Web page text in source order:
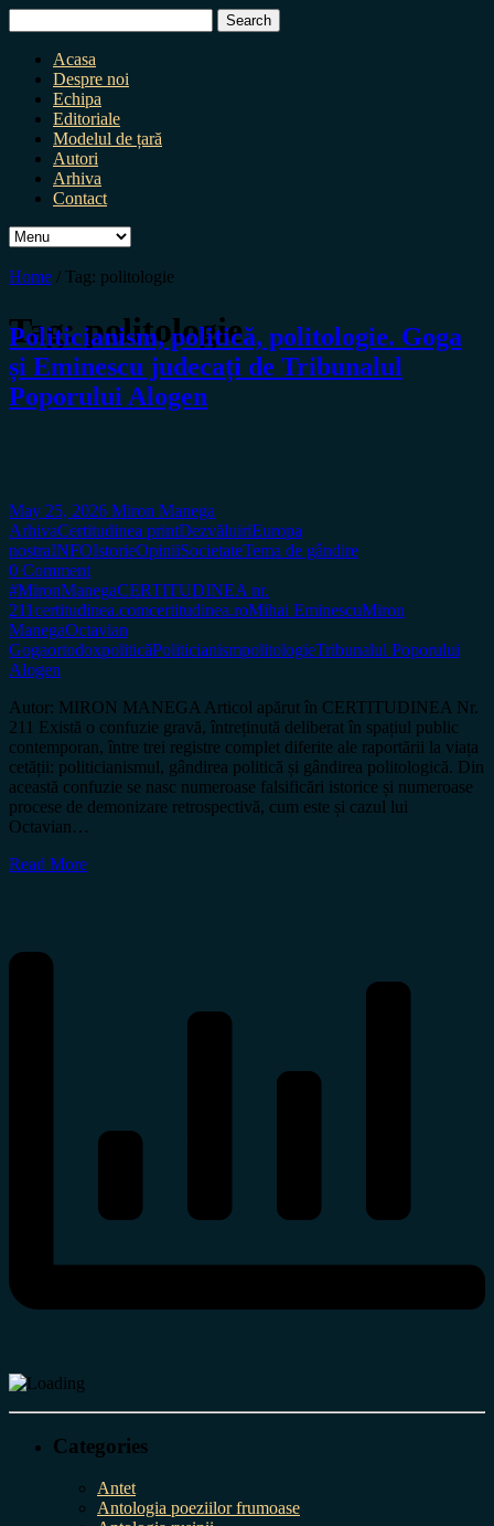
for:
Acasa
Despre noi
Echipa
Editoriale
Modelul de țară
Autori
Arhiva
Contact
Home / Tag: politologie
Tag:politologie
Politicianism, politică, politologie. Goga
și Eminescu judecați de Tribunalul
Poporului Alogen
May 25, 2026 Miron Manega
ArhivaCertitudinea printDezvăluiriEuropa
nostraINFOIstorieOpiniiSocietateTema de gândire
0 Comment
#MironManegaCERTITUDINEA nr.
211certitudinea.comcertitudinea.roMihai EminescuMiron
ManegaOctavian
GogaortodoxpoliticăPoliticianismpolitologieTribunalul Poporului
Alogen
Autor: MIRON MANEGA Articol apărut în CERTITUDINEA Nr.
211 Există o confuzie gravă, întreținută deliberat în spațiul public
contemporan, între trei registre complet diferite ale raportării la viața
cetății: politicianismul, gândirea politică și gândirea politologică. Din
această confuzie se nasc numeroase falsificări istorice și numeroase
procese de demonizare retrospectivă, cum este și cazul lui
Octavian…
Read More
Categories
Antet
Antologia poeziilor frumoase